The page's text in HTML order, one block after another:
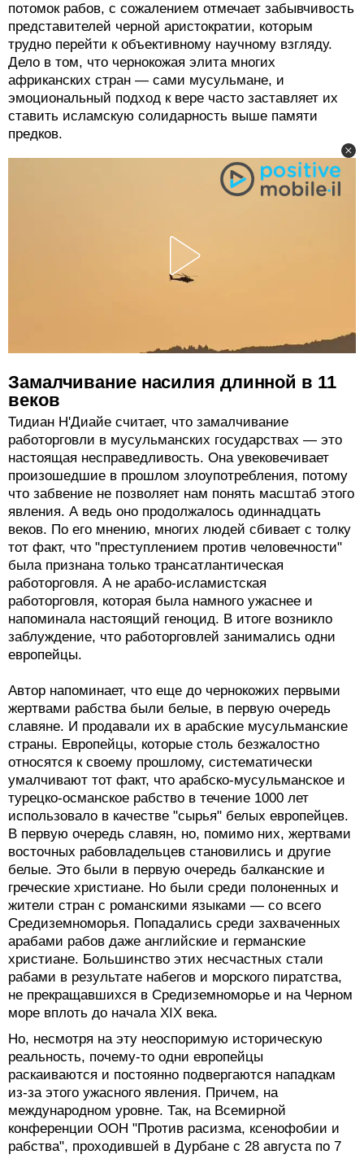
потомок рабов, с сожалением отмечает забывчивость
представителей черной аристократии, которым
трудно перейти к объективному научному взгляду.
Дело в том, что чернокожая элита многих
африканских стран — сами мусульмане, и
эмоциональный подход к вере часто заставляет их
ставить исламскую солидарность выше памяти
предков.
Замалчивание насилия длинной в 11
веков
Тидиан Н'Диайе считает, что замалчивание
работорговли в мусульманских государствах — это
настоящая несправедливость. Она увековечивает
произошедшие в прошлом злоупотребления, потому
что забвение не позволяет нам понять масштаб этого
явления. А ведь оно продолжалось одиннадцать
веков. По его мнению, многих людей сбивает с толку
тот факт, что "преступлением против человечности"
была признана только трансатлантическая
работорговля. А не арабо-исламистская
работорговля, которая была намного ужаснее и
напоминала настоящий геноцид. В итоге возникло
заблуждение, что работорговлей занимались одни
европейцы.
Автор напоминает, что еще до чернокожих первыми
жертвами рабства были белые, в первую очередь
славяне. И продавали их в арабские мусульманские
страны. Европейцы, которые столь безжалостно
относятся к своему прошлому, систематически
умалчивают тот факт, что арабско-мусульманское и
турецко-османское рабство в течение 1000 лет
использовало в качестве "сырья" белых европейцев.
В первую очередь славян, но, помимо них, жертвами
восточных рабовладельцев становились и другие
белые. Это были в первую очередь балканские и
греческие христиане. Но были среди полоненных и
жители стран с романскими языками — со всего
Средиземноморья. Попадались среди захваченных
арабами рабов даже английские и германские
христиане. Большинство этих несчастных стали
рабами в результате набегов и морского пиратства,
не прекращавшихся в Средиземноморье и на Черном
море вплоть до начала XIX века.
Но, несмотря на эту неоспоримую историческую
реальность, почему-то одни европейцы
раскаиваются и постоянно подвергаются нападкам
из-за этого ужасного явления. Причем, на
международном уровне. Так, на Всемирной
конференции ООН "Против расизма, ксенофобии и
рабства", проходившей в Дурбане с 28 августа по 7